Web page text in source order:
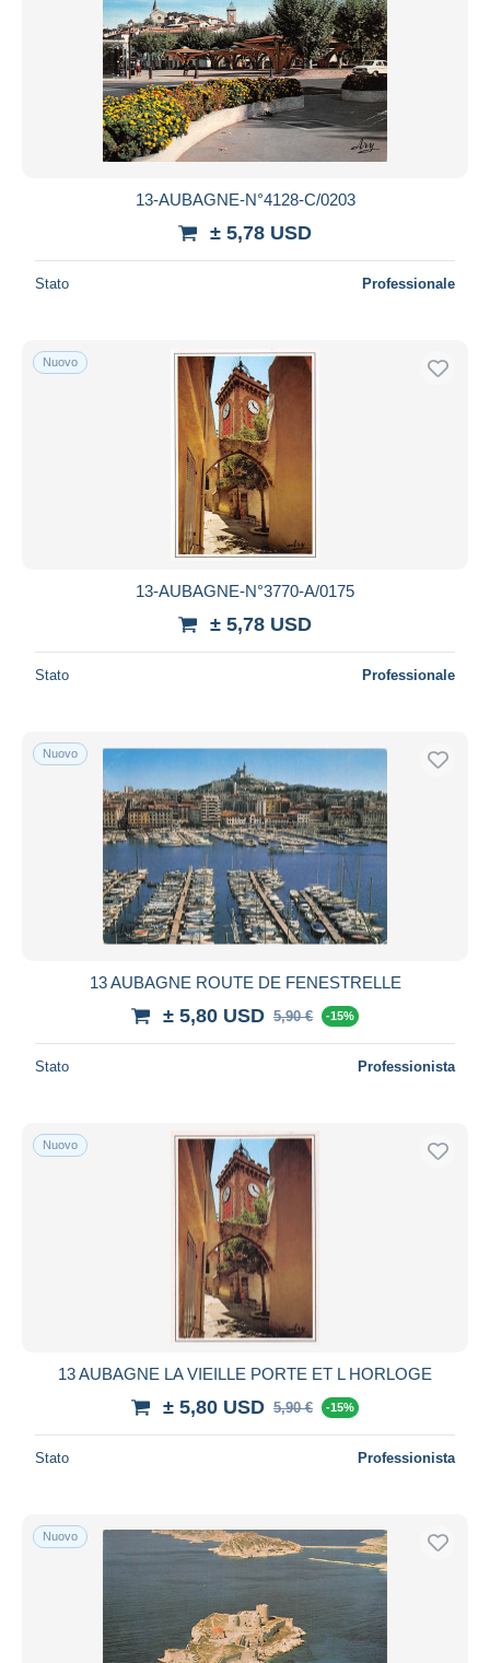
13-AUBAGNE-N°4128-C/0203
± 5,78 USD
Stato Professionale
Nuovo
13-AUBAGNE-N°3770-A/0175
± 5,78 USD
Stato Professionale
Nuovo
13 AUBAGNE ROUTE DE FENESTRELLE
± 5,80 USD 5,90 € -15%
Stato Professionista
Nuovo
13 AUBAGNE LA VIEILLE PORTE ET L HORLOGE
± 5,80 USD 5,90 € -15%
Stato Professionista
Nuovo